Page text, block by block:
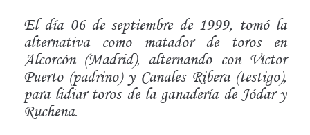
El día 06 de septiembre de 1999, tomó la
alternativa como matador de toros en
Alcorcón (Madrid), alternando con Víctor
Puerto (padrino) y Canales Ribera (testigo),
para lidiar toros de la ganadería de Jódar y
Ruchena.